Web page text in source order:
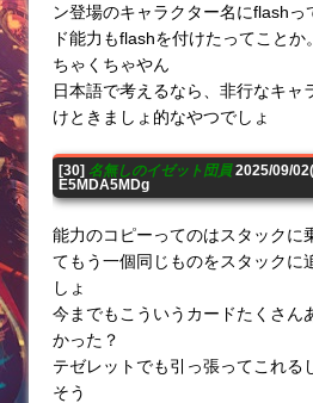
ン登場のキャラクター名にflashっ
ド能力もflashを付けたってこと
ちゃくちゃやん
日本語で考えるなら、非行なキャ
けときましょ的なやつでしょ
[30] 名無しのイゼット団員2025/09/
E5MDA5MDg
能力のコピーってのはスタックに
てもう一個同じものをスタックに
しょ
今までもこういうカードたくさん
かった？
テゼレットでも引っ張ってこれる
そう